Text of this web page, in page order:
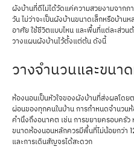
ผังบ้านที่ดีไม่ได้วัดแค่ความสวยงามจากภ
วัน ไม่ว่าจะเป็นผังบ้านขนาดเล็กหรือบ้า
อาศัย ใช้ชีวิตแบบไหน และพื้นที่แต่ละส่ว
วางแผนผังบ้านไว้ตั้งแต่ต้น ดังนี้
วางจำนวนและขนา
ห้องนอนเป็นหัวใจของผังบ้านที่ส่งผลโด
ผ่อนของทุกคนในบ้าน การกำหนดจำนวน
คำนึงถึงอนาคต เช่น การขยายครอบครั
ขนาดห้องนอนหลักควรมีพื้นที่ไม่น้อยกว่า
และการเดินสัญจรได้สะดวก